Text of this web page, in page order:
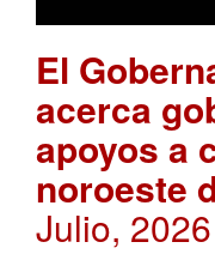
El
acerca
apoyos a
noroeste
Julio,